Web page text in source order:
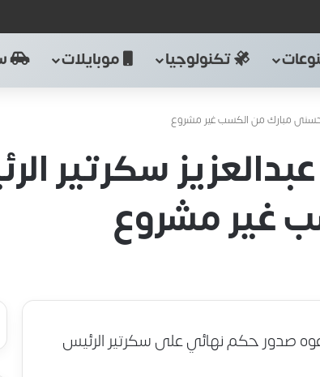
تكنولوجيا موبايلات
حسنى مبارك من الكسب غير مشروع
سكرتير
غير مشروع
صدور حكم نهائي على سكرتير الرئيس